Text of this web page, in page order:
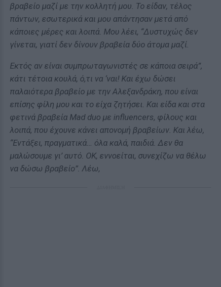
βραβείο μαζί με την κολλητή μου. Το είδαν, τέλος
πάντων, εσωτερικά και μου απάντησαν μετά από
κάποιες μέρες και λοιπά. Μου λέει, “Δυστυχώς δεν
γίνεται, γιατί δεν δίνουν βραβεία δύο άτομα μαζί.
Εκτός αν είναι συμπρωταγωνιστές σε κάποια σειρά”,
κάτι τέτοια κουλά, ό,τι να ‘ναι! Kαι έχω δώσει
παλαιότερα βραβείο με την Αλεξανδράκη, που είναι
επίσης φίλη μου και το είχα ζητήσει. Και είδα και στα
φετινά βραβεία Mad duo με influencers, φίλους και
λοιπά, που έχουνε κάνει απονομή βραβείων. Και λέω,
“Εντάξει, πραγματικά… όλα καλά, παιδιά. Δεν θα
μαλώσουμε γι’ αυτό. ΟΚ, εννοείται, συνεχίζω να θέλω
να δώσω βραβείο”. Λέω,